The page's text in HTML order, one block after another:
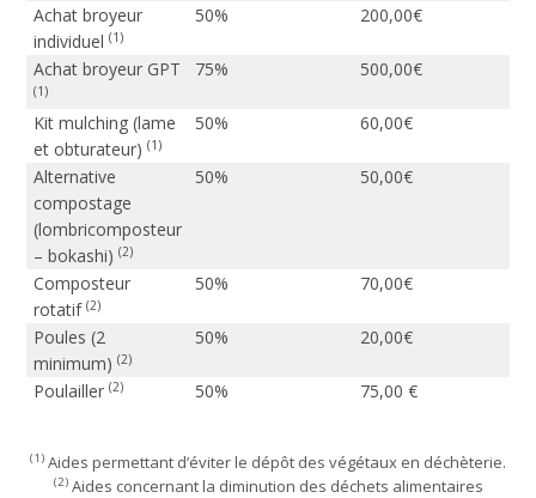
Achat broyeur
individuel(1)
50% 200,00€
Achat broyeur GPT
(1)
75% 500,00€
Kit mulching (lame
et obturateur)(1)
50% 60,00€
Alternative
compostage
(lombricomposteur
– bokashi)(2)
50% 50,00€
Composteur
rotatif(2)
50% 70,00€
Poules (2
minimum)(2)
50% 20,00€
Poulailler(2) 50% 75,00 €
(1) Aides permettant d’éviter le dépôt des végétaux en déchèterie.
(2)Aides concernant la diminution des déchets alimentaires